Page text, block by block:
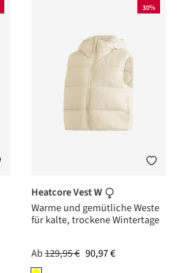
30%
Heatcore Vest W
Warme und gemütliche Weste
für kalte, trockene Wintertage
Ab129,95 € 90,97 €